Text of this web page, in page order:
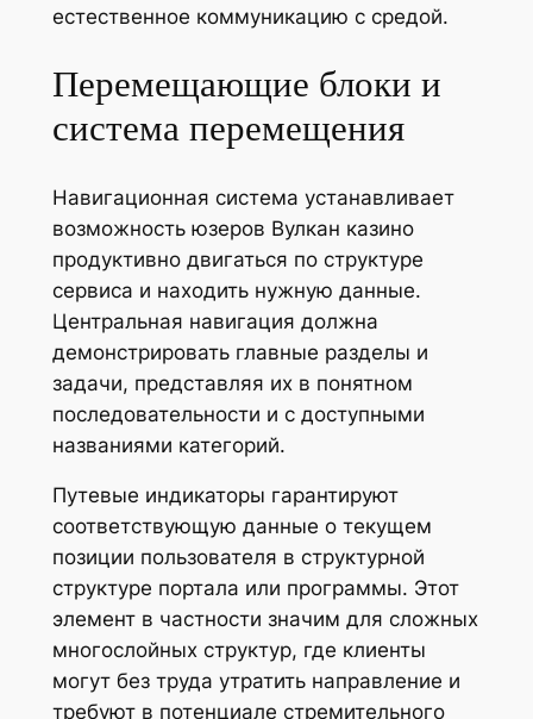
естественное коммуникацию с средой.
Перемещающие блоки и
система перемещения
Навигационная система устанавливает
возможность юзеров Вулкан казино
продуктивно двигаться по структуре
сервиса и находить нужную данные.
Центральная навигация должна
демонстрировать главные разделы и
задачи, представляя их в понятном
последовательности и с доступными
названиями категорий.
Путевые индикаторы гарантируют
соответствующую данные о текущем
позиции пользователя в структурной
структуре портала или программы. Этот
элемент в частности значим для сложных
многослойных структур, где клиенты
могут без труда утратить направление и
требуют в потенциале стремительного